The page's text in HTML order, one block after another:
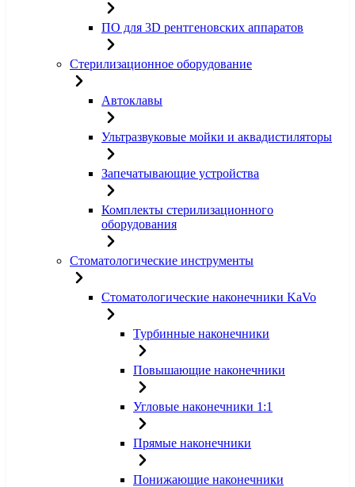
ПО для 3D рентгеновских аппаратов
Стерилизационное оборудование
Автоклавы
Ультразвуковые мойки и аквадистиляторы
Запечатывающие устройства
Комплекты стерилизационного
оборудования
Стоматологические инструменты
Стоматологические наконечники KaVo
Турбинные наконечники
Повышающие наконечники
Угловые наконечники 1:1
Прямые наконечники
Понижающие наконечники